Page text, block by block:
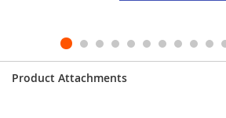
Product Attachments